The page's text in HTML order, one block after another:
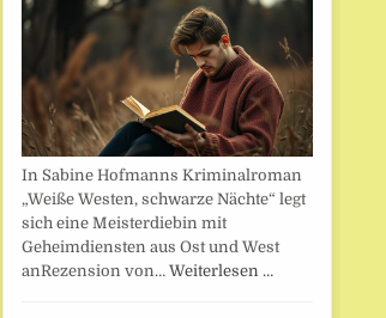
In Sabine Hofmanns Kriminalroman
„Weiße Westen, schwarze Nächte“ legt
sich eine Meisterdiebin mit
Geheimdiensten aus Ost und West
anRezension von… Weiterlesen …